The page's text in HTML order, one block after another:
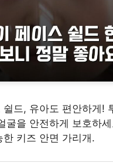
쉴드, 유아도 편안하게!
굴을 안전하게 보호하
한 키즈 안면 가리개.